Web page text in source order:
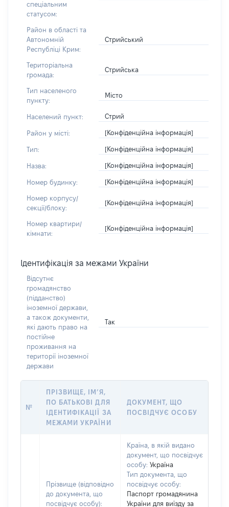
спеціальним
статусом:
Район в області та
Автономній
Республіці Крим:
Стрийський
Територіальна
громада:
Стрийська
Тип населеного
пункту:
Місто
Населений пункт: Стрий
Район у місті: [Конфіденційна інформація]
Тип: [Конфіденційна інформація]
Назва: [Конфіденційна інформація]
Номер будинку: [Конфіденційна інформація]
Номер корпусу/
секції/блоку:
[Конфіденційна інформація]
Номер квартири/
кімнати:
[Конфіденційна інформація]
Ідентифікація за межами України
Відсутнє
громадянство
(підданство)
іноземної держави,
а також документи,
які дають право на
постійне
проживання на
території іноземної
держави
Так
№
ПРІЗВИЩЕ, ІМ’Я,
ПО БАТЬКОВІ ДЛЯ
ІДЕНТИФІКАЦІЇ ЗА
МЕЖАМИ УКРАЇНИ
ДОКУМЕНТ, ЩО
ПОСВІДЧУЄ ОСОБУ
Прізвище (відповідно
до документа, що
посвідчує особу):
Країна, в якій видано
документ, що посвідчує
особу: Україна
Тип документа, що
посвідчує особу:
Паспорт громадянина
України для виїзду за